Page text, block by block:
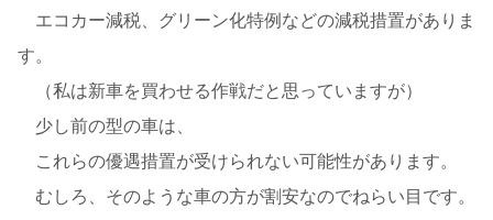
エコカー減税、グリーン化特例などの減税措置がありま
す。
（私は新車を買わせる作戦だと思っていますが）
少し前の型の車は、
これらの優遇措置が受けられない可能性があります。
むしろ、そのような車の方が割安なのでねらい目です。